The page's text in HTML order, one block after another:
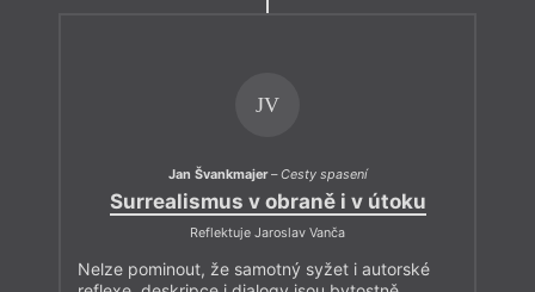
JV
Jan Švankmajer–Cesty spasení
Surrealismus v obraně i v útoku
Reflektuje Jaroslav Vanča
Nelze pominout, že samotný syžet i autorské